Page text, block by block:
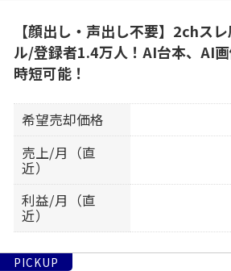
【顔出し・声出し不要】2chス
ル/登録者1.4万人！AI台本、AI
時短可能！
希望売却価格
売上/月（直
近）
利益/月（直
近）
PICKUP